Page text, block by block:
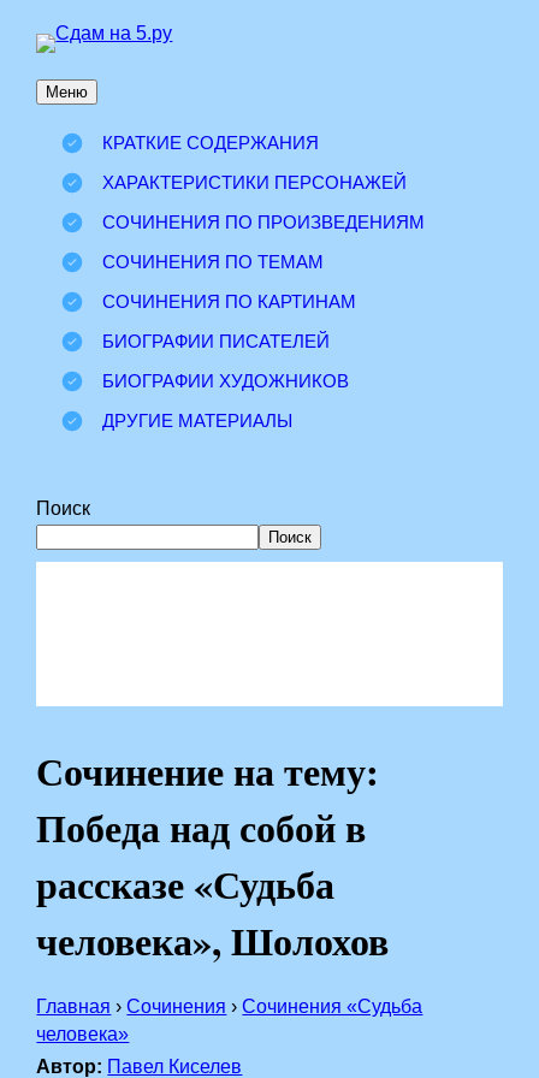
Перейти
содержимому
Меню
КРАТКИЕ СОДЕРЖАНИЯ
ХАРАКТЕРИСТИКИ ПЕРСОНАЖЕЙ
СОЧИНЕНИЯ ПО ПРОИЗВЕДЕНИЯМ
СОЧИНЕНИЯ ПО ТЕМАМ
СОЧИНЕНИЯ ПО КАРТИНАМ
БИОГРАФИИ ПИСАТЕЛЕЙ
БИОГРАФИИ ХУДОЖНИКОВ
ДРУГИЕ МАТЕРИАЛЫ
Поиск
Поиск
Сочинение на тему:
Победа над собой в
рассказе «Судьба
человека», Шолохов
Главная › Сочинения › Сочинения «Судьба
человека»
Автор: Павел Киселев